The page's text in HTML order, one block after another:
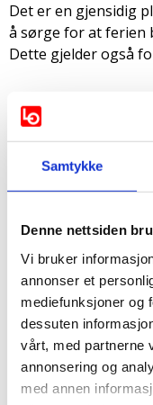
Samtykke
Denne nettsiden
Vi bruker
annonser et
mediefunksjoner og
dessuten
vårt, med partnerne
annonsering og
med annen
Det er en gjensidig
å sørge for at ferien
Dette gjelder også
Når har jeg
som er
ferie?
tidligst mulig og
særlige grunner er
fastsatt ferie
Arbeidsgivers